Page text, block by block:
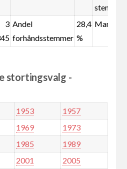
stemmer
3 Andel
forhåndsstemmer
28,4
%
stortingsvalg -
1953
1957
1969
1973
1985
1989
2001
2005